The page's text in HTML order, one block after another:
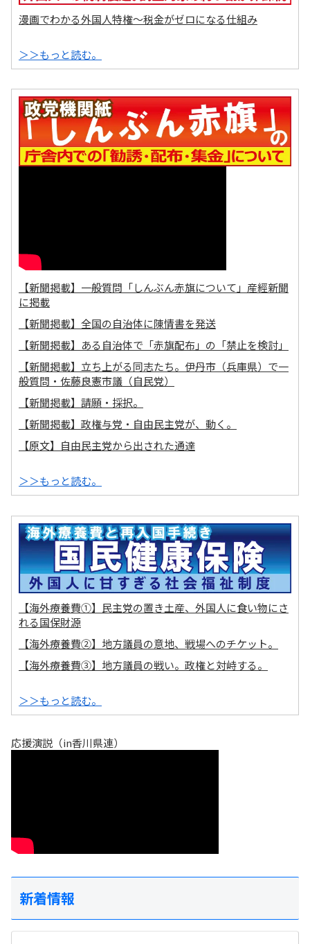
漫画でわかる外国人特権～税金がゼロになる仕組み
＞＞もっと読む。
【新聞掲載】一般質問「しんぶん赤旗について」産經新聞
に掲載
【新聞掲載】全国の自治体に陳情書を発送
【新聞掲載】ある自治体で「赤旗配布」の「禁止を検討」
【新聞掲載】立ち上がる同志たち。伊丹市（兵庫県）で一
般質問・佐藤良憲市議（自民党）
【新聞掲載】請願・採択。
【新聞掲載】政権与党・自由民主党が、動く。
【原文】自由民主党から出された通達
＞＞もっと読む。
【海外療養費①】民主党の置き土産、外国人に食い物にさ
れる国保財源
【海外療養費②】地方議員の意地、戦場へのチケット。
【海外療養費③】地方議員の戦い。政権と対峙する。
＞＞もっと読む。
応援演説（in香川県連）
新着情報